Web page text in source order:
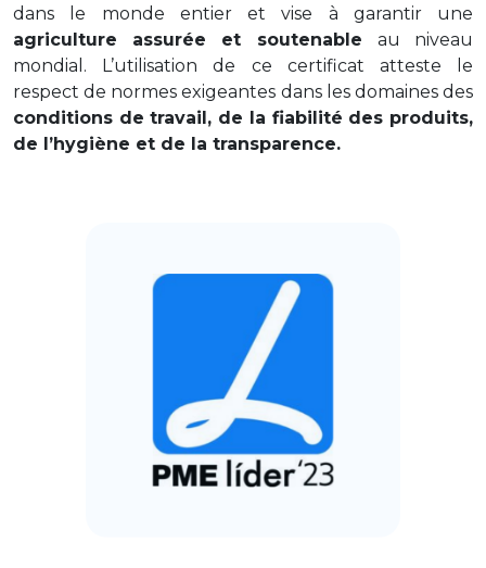
dans le monde entier et vise à garantir une
agriculture assurée et soutenable
au niveau
mondial. L’utilisation de ce certificat atteste
le
respect de normes exigeantes dans les domaines des
conditions de travail, de la fiabilité des produits,
de l’hygiène et de la transparence.